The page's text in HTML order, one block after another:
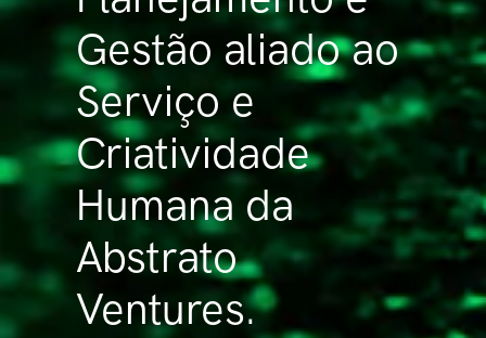
Gestão aliado ao
Serviço e
Criatividade
Humana da
Abstrato
Ventures.